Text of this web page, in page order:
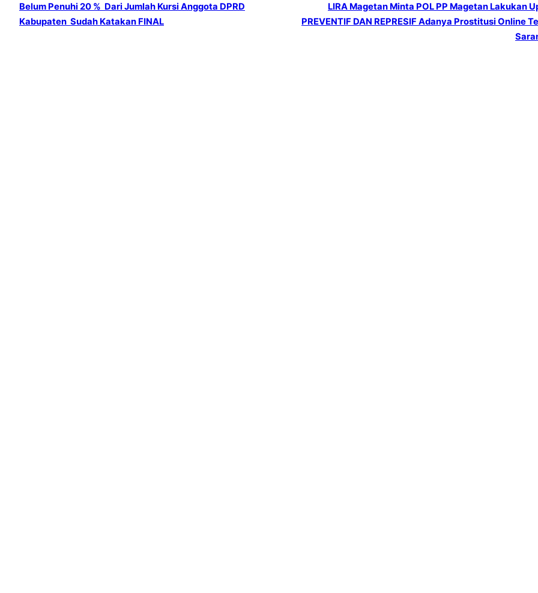
o
r
e
Belum Penuhi 20 % Dari Jumlah Kursi Anggota DPRD
Kabupaten Sudah Katakan FINAL
LIRA Magetan Minta POL PP Magetan Lakukan
PREVENTIF DAN REPRESIF Adanya Prostitusi Online